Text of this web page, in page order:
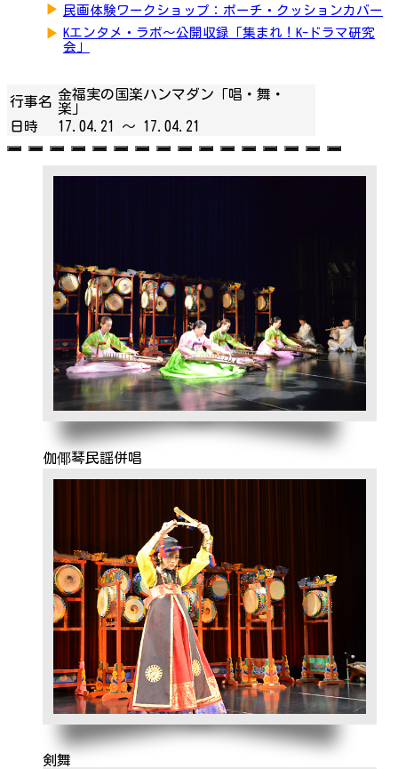
▶ 民画体験ワークショップ：ポーチ・クッションカバー
▶ Kエンタメ・ラボ～公開収録「集まれ！K-ドラマ研究
会」
行事名 金福実の国楽ハンマダン「唱・舞・
楽」
日時
17.04.21 ～ 17.04.21
伽倻琴民謡併唱
剣舞